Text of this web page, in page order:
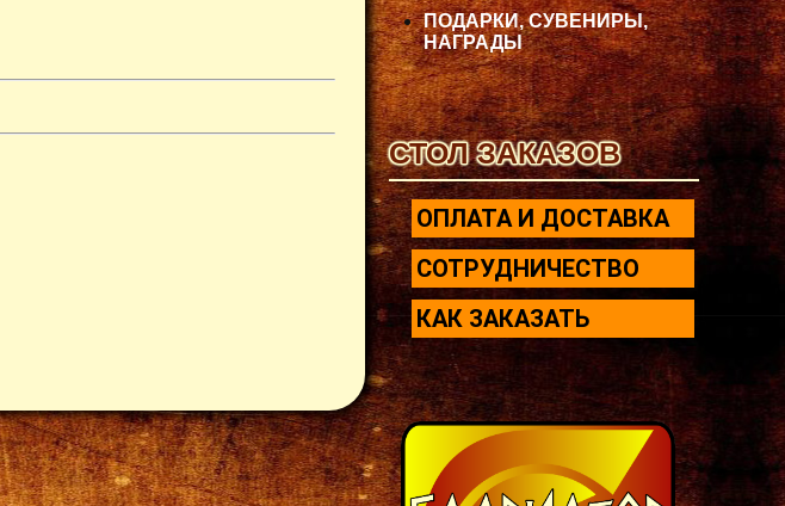
ПОДАРКИ, СУВЕНИРЫ,
НАГРАДЫ
СТОЛ ЗАКАЗОВ
ОПЛАТА И ДОСТАВКА
СОТРУДНИЧЕСТВО
КАК ЗАКАЗАТЬ